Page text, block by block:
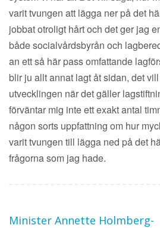
varit tvungen att lägga ner på det
jobbat otroligt hårt och det ger jag
både socialvårdsbyrån och
an ett så här pass omfattande
blir ju allt annat lagt åt sidan, det
utvecklingen när det gäller
förväntar mig inte ett exakt antal
någon sorts uppfattning om hur
varit tvungen till lägga ned på det
frågorna som jag hade.
Minister Annette Holmberg-